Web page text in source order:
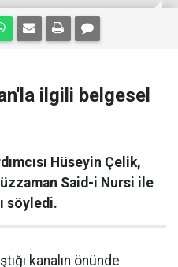
ilgili belgesel
Hüseyin Çelik,
Said-i Nursi ile
söyledi.
kanalın önünde